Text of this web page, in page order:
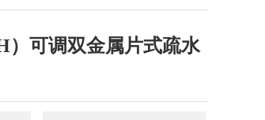
）可调双金属片式疏水